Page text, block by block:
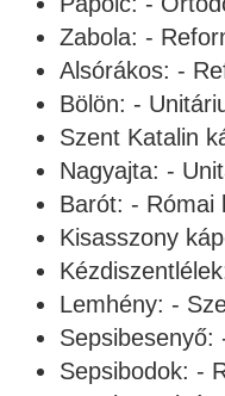
Zabola: -
Alsórákos: -
Bölön: -
Szent Katalin
Nagyajta: -
Barót: - Római
Kisasszony
Lemhény: -
Sepsibesenyő:
Sepsibodok: -